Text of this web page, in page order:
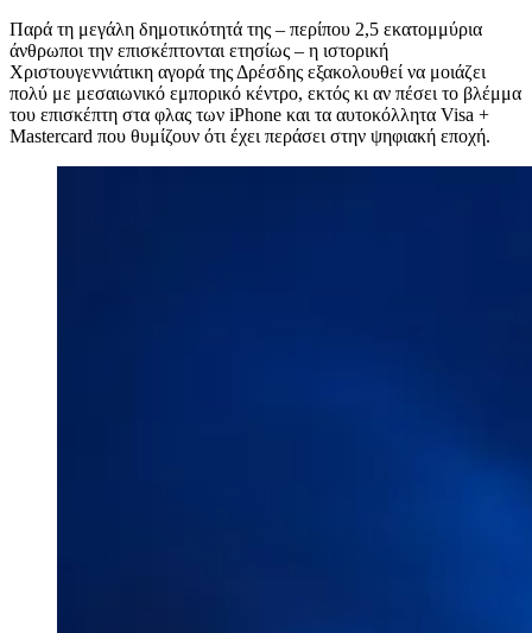
Παρά τη μεγάλη δημοτικότητά της – περίπου 2,5 εκατομμύρια
άνθρωποι την επισκέπτονται ετησίως – η ιστορική
Χριστουγεννιάτικη αγορά της Δρέσδης εξακολουθεί να μοιάζει
πολύ με μεσαιωνικό εμπορικό κέντρο, εκτός κι αν πέσει το βλέμμα
του επισκέπτη στα φλας των iPhone και τα αυτοκόλλητα Visa +
Mastercard που θυμίζουν ότι έχει περάσει στην ψηφιακή εποχή.